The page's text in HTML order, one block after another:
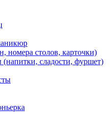
номера столов, карточки)
(напитки, сладости, фуршет)